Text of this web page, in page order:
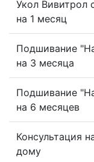
Укол Вивитрол
на 1 месяц
Подшивание
на 3 месяца
Подшивание
на 6 месяцев
Консультация
дому